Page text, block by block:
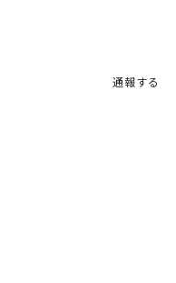
通報する